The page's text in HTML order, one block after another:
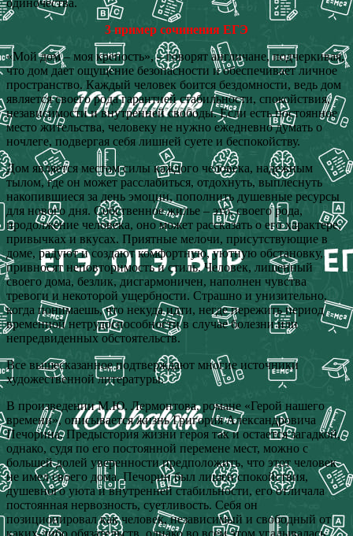
одиночества.
3 пример сочинения ЕГЭ
«Мой дом – моя крепость», – говорят англичане, подчеркивая,
что дом дает ощущение безопасности и обеспечивает личное
пространство. Каждый человек боится бездомности, ведь дом
является своего рода гарантией стабильности, спокойствия,
независимости и внутренней свободы. Если есть постоянное
место жительства, человеку не нужно ежедневно думать о
ночлеге, подвергая себя лишней суете и беспокойству.
Дом является местом силы каждого человека, надежным
тылом, где он может расслабиться, отдохнуть, выплеснуть
накопившиеся за день эмоции, пополнить душевные ресурсы
для нового дня. Собственное жилье – это, своего рода,
продолжение человека, оно может рассказать о его характере,
привычках и вкусах. Приятные мелочи, присутствующие в
доме, радуют и создают комфортную, уютную обстановку,
привносят неповторимость и стиль. Человек, лишенный
своего дома, безлик, дисгармоничен, наполнен чувства
тревоги и некоторой ущербности. Страшно и унизительно,
когда понимаешь, что некуда идти, негде пережить период
временной нетрудоспособности в случае болезни или
непредвиденных обстоятельств.
Все вышесказанное подтверждают многие источники
художественной литературы.
В произведении М.Ю. Лермонтова, романе «Герой нашего
времени», описывается жизнь Григория Александровича
Печорина. Предыстория жизни героя так и остается загадкой,
однако, судя по его постоянной перемене мест, можно с
большей долей уверенности предположить, что этот человек
не имел своего дома. Печорин был лишен спокойствия,
душевного уюта и внутренней стабильности, его отличала
постоянная нервозность, суетливость. Себя он
позиционировал как человек, независимый и свободный от
каких-либо обязательств, однако во всем этом угадывалась